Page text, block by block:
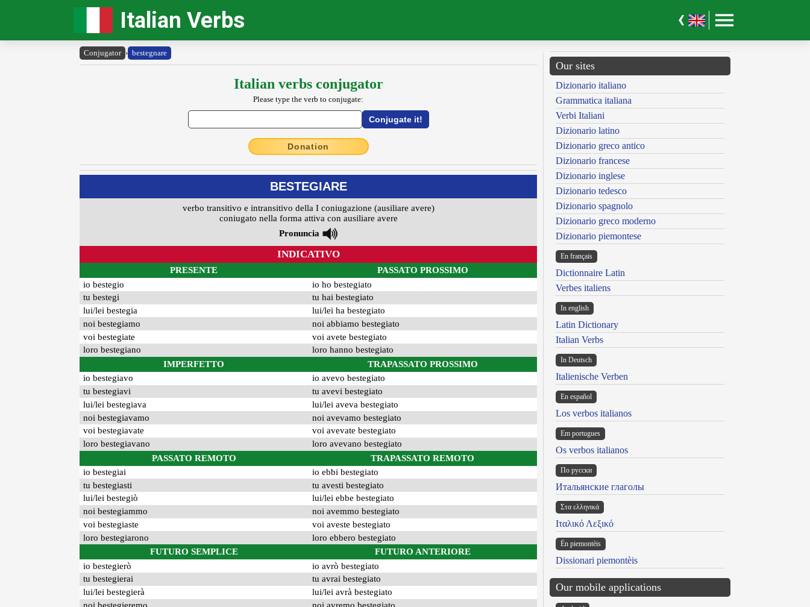
Italian Verbs
Conjugator › bestegnare
Italian verbs conjugator
Please type the verb to conjugate:
Donation
BESTEGIARE
verbo transitivo e intransitivo della I coniugazione (ausiliare avere)
coniugato nella forma attiva con ausiliare avere
Pronuncia
INDICATIVO
PRESENTE
io bestegio
tu bestegi
lui/lei bestegia
noi bestegiamo
voi bestegiate
loro bestegiano
IMPERFETTO
io bestegiavo
tu bestegiavi
lui/lei bestegiava
noi bestegiavamo
voi bestegiavate
loro bestegiavano
PASSATO REMOTO
io bestegiai
tu bestegiasti
lui/lei bestegiò
noi bestegiammo
voi bestegiaste
loro bestegiarono
FUTURO SEMPLICE
io bestegierò
tu bestegierai
lui/lei bestegierà
PASSATO PROSSIMO
io ho bestegiato
tu hai bestegiato
lui/lei ha bestegiato
noi abbiamo bestegiato
voi avete bestegiato
loro hanno bestegiato
TRAPASSATO PROSSIMO
io avevo bestegiato
tu avevi bestegiato
lui/lei aveva bestegiato
noi avevamo bestegiato
voi avevate bestegiato
loro avevano bestegiato
TRAPASSATO REMOTO
io ebbi bestegiato
tu avesti bestegiato
lui/lei ebbe bestegiato
noi avemmo bestegiato
voi aveste bestegiato
loro ebbero bestegiato
FUTURO ANTERIORE
io avrò bestegiato
tu avrai bestegiato
lui/lei avrà bestegiato
Our sites
Dizionario italiano
Grammatica italiana
Verbi Italiani
Dizionario latino
Dizionario greco antico
Dizionario francese
Dizionario inglese
Dizionario tedesco
Dizionario spagnolo
Dizionario greco moderno
Dizionario piemontese
En français
Dictionnaire Latin
Verbes italiens
In english
Latin Dictionary
Italian Verbs
In Deutsch
Italienische Verben
En español
Los verbos italianos
Em portugues
Os verbos italianos
По русски
Итальянские глаголы
Στα ελληνικά
Ιταλικό Λεξικό
Ën piemontèis
Dissionari piemontèis
Our mobile applications